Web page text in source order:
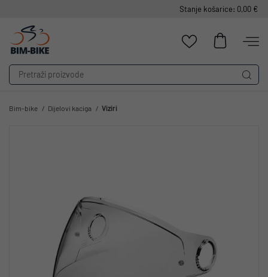
Stanje košarice: 0,00 €
Bim-bike Dijelovi kaciga Viziri